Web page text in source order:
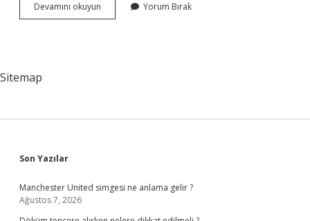
Devamını okuyun
Kılınan
Yorum Bırak
Sitemap
Sidebar
Son Yazılar
Manchester United simgesi ne anlama gelir ?
Ağustos 7, 2026